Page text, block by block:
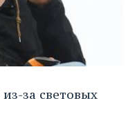
за световых